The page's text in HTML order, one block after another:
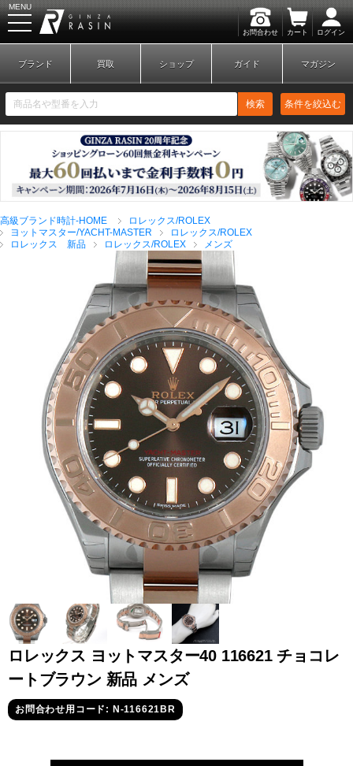
お問合わせ カート ログイン
MENU
新規会員登録 ログイン
ブランドから探す
全てのブランドを見
ロレックス
パテック
フィリップ
オーデマピゲ ウブロ カルティエ
グランド
セイコー
オメガ
ブランド 買取 ショップ ガイド マガジン
検索 条件を絞込む
高級ブランド時計-HOME
ロレックス/ROLEX
ヨットマスター/YACHT-MASTER
ロレックス/ROLEX
ロレックス 新品
ロレックス/ROLEX メンズ
ロレックス ヨットマスター40 116621 チョコレ
ートブラウン 新品 メンズ
お問合わせ用コード: N-116621BR